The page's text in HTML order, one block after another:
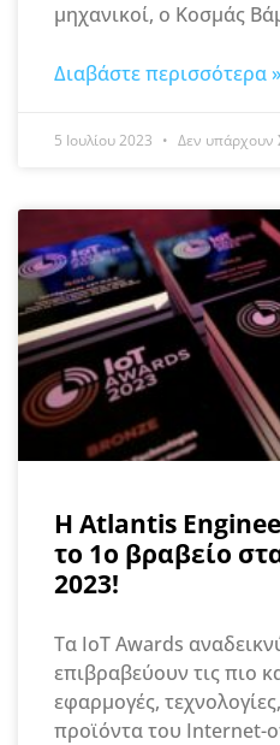
μηχανικοί, ο Κοσμάς
Διαβάστε περισσότερα »
5 Ιουλίου 2023 Δεν υπάρχουν
Η Atlantis
το 1ο βραβείο
2023!
Τα IoT Awards
επιβραβεύουν τις πιο
εφαρμογές,
προϊόντα του Internet-